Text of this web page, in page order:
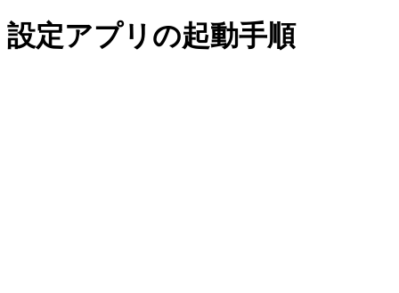
設定アプリの起動手順